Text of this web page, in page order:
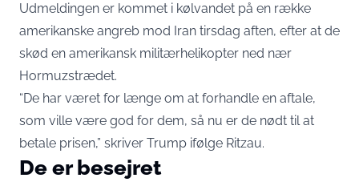
Udmeldingen er kommet i kølvandet på en række
amerikanske angreb mod Iran tirsdag aften, efter at de
skød en amerikansk militærhelikopter ned nær
Hormuzstrædet.
“De har været for længe om at forhandle en aftale,
som ville være god for dem, så nu er de nødt til at
betale prisen,” skriver Trump ifølge Ritzau.
De er besejret